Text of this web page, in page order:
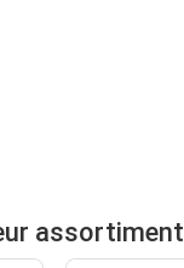
assortiment